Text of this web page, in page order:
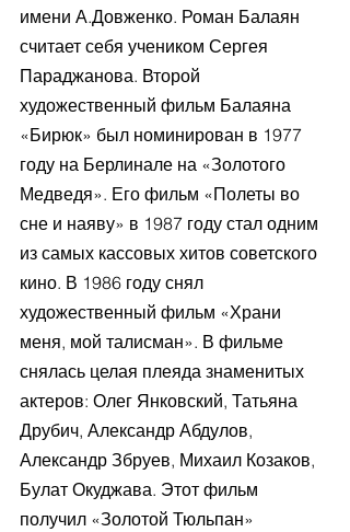
имени А.Довженко. Роман Балаян
считает себя учеником Сергея
Параджанова. Второй
художественный фильм Балаяна
«Бирюк» был номинирован в 1977
году на Берлинале на «Золотого
Медведя». Его фильм «Полеты во
сне и наяву» в 1987 году стал одним
из самых кассовых хитов советского
кино. В 1986 году снял
художественный фильм «Храни
меня, мой талисман». В фильме
снялась целая плеяда знаменитых
актеров: Олег Янковский, Татьяна
Друбич, Александр Абдулов,
Александр Збруев, Михаил Козаков,
Булат Окуджава. Этот фильм
получил «Золотой Тюльпан»